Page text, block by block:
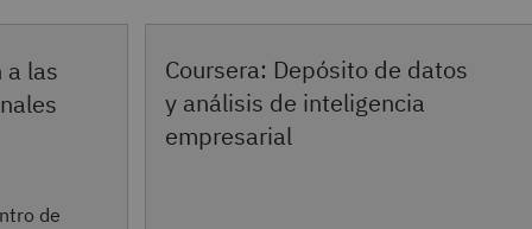
a las
de
Coursera: Depósito de datos
y análisis de inteligencia
empresarial